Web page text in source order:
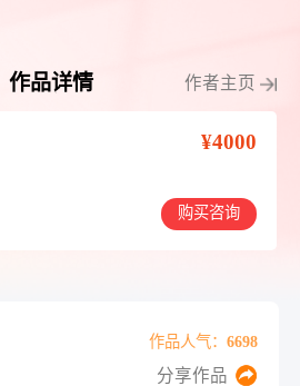
作品详情 作者主页
¥4000
购买咨询
作品人气：6698
分享作品